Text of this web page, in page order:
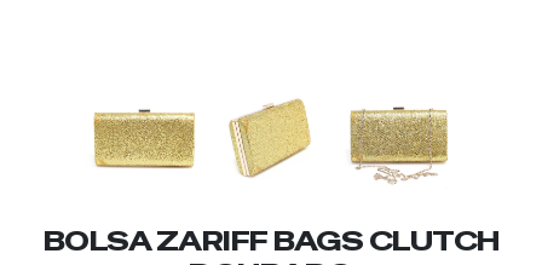
BOLSA ZARIFF BAGS CLUTCH